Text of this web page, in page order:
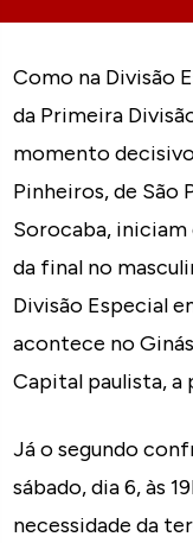
Como na Divisão
da Primeira
momento
Pinheiros, de São
Sorocaba,
da final no
Divisão Especial
acontece no
Capital paulista, a
Já o segundo
sábado, dia 6, às
necessidade da